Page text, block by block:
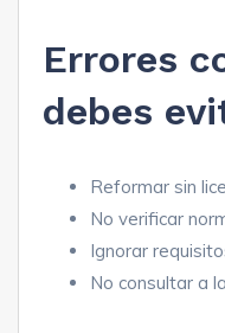
Errores
debes
Reformar sin
No verificar
Ignorar
No consultar a